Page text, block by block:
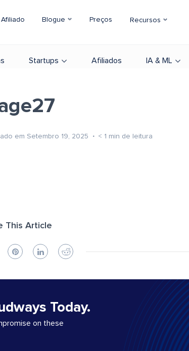
Afiliado Blogue Preços Recursos
Startups Afiliados IA & ML
em Setembro 19, 2025 < 1 min de leitura
This Article
Today.
on these